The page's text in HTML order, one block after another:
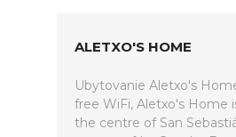
ALETXO'S HOME
Ubytovanie Aletxo's
free WiFi, Aletxo's Home
the centre of San